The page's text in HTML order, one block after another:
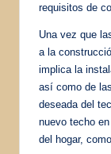
requisitos de
Una vez que
a la
implica la
así como de
deseada del
nuevo techo
del hogar,